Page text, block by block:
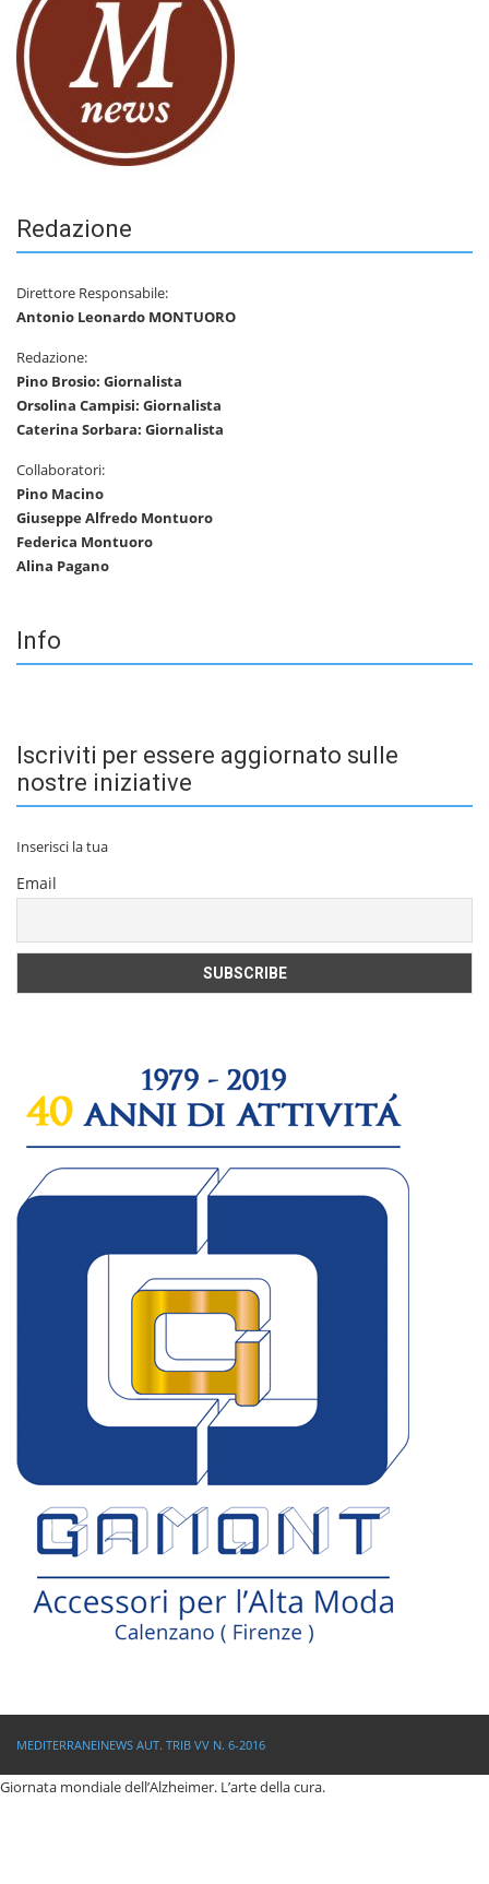
Redazione
Direttore Responsabile:
Antonio Leonardo MONTUORO
Redazione:
Pino Brosio: Giornalista
Orsolina Campisi: Giornalista
Caterina Sorbara: Giornalista
Collaboratori:
Pino Macino
Giuseppe Alfredo Montuoro
Federica Montuoro
Alina Pagano
Info
Iscriviti per essere aggiornato sulle
nostre iniziative
Inserisci la tua
Email
MEDITERRANEINEWS AUT. TRIB VV N. 6-2016
Giornata mondiale dell’Alzheimer. L’arte della cura.